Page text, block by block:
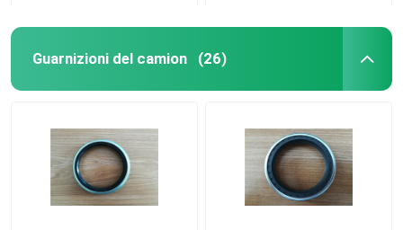
Guarnizioni del camion (26)